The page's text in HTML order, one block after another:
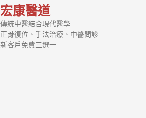
宏康醫道
傳統中醫結合現代醫學
正骨復位、手法治療、中醫問診
新客戶免費三選一